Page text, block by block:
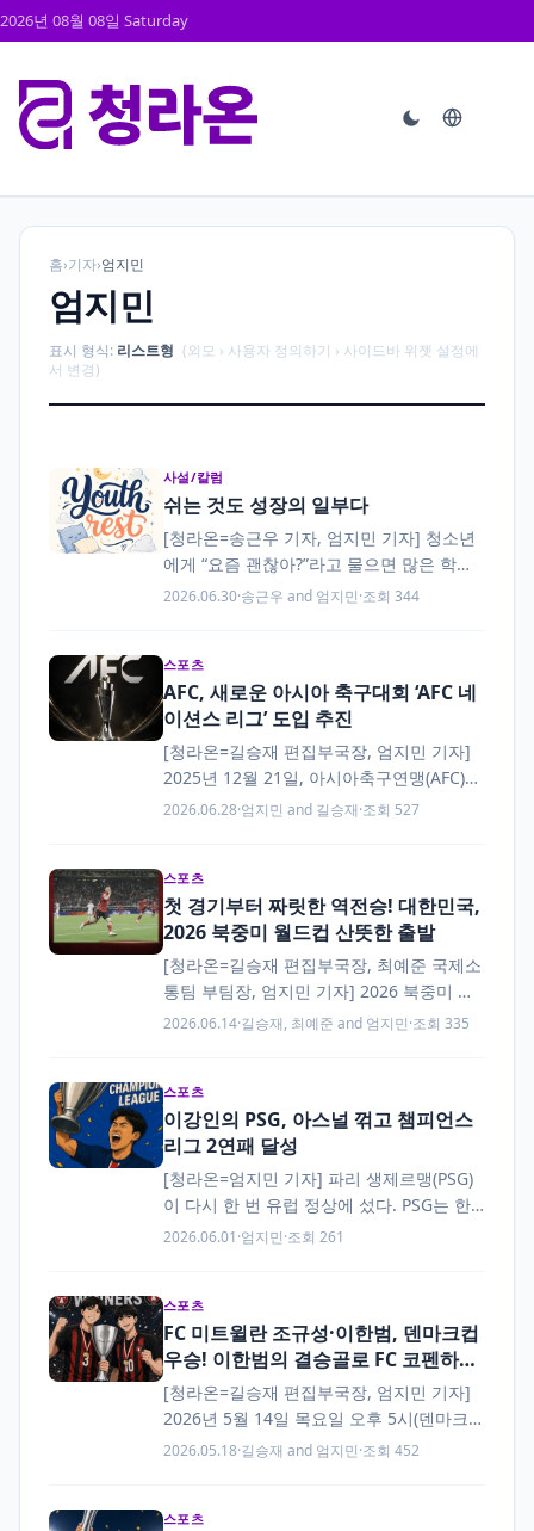
2026년 08월 08일 Saturday
홈›기자›엄지민
엄지민
표시 형식: 리스트형 (외모 › 사용자 정의하기 › 사이드바 위젯 설정에
서 변경)
사설/칼럼
쉬는 것도 성장의 일부다
[청라온=송근우 기자, 엄지민 기자] 청소년
에게 “요즘 괜찮아?”라고 물으면 많은 학생
이 “괜찮아요”라고 답한다. 그러나 그 말 뒤
2026.06.30·송근우 and 엄지민·조회 344
스포츠
AFC, 새로운 아시아 축구대회 ‘AFC 네
이션스 리그’ 도입 추진
[청라온=길승재 편집부국장, 엄지민 기자]
2025년 12월 21일, 아시아축구연맹(AFC)은
새로운 국가대표팀 대회인 AFC 네이션스 리
2026.06.28·엄지민 and 길승재·조회 527
스포츠
첫 경기부터 짜릿한 역전승! 대한민국,
2026 북중미 월드컵 산뜻한 출발
[청라온=길승재 편집부국장, 최예준 국제소
통팀 부팀장, 엄지민 기자] 2026 북중미 월
드컵이 드디어 시작됐다. 대한민국은 개최
2026.06.14·길승재, 최예준 and 엄지민·조회 335
스포츠
이강인의 PSG, 아스널 꺾고 챔피언스
리그 2연패 달성
[청라온=엄지민 기자] 파리 생제르맹(PSG)
이 다시 한 번 유럽 정상에 섰다. PSG는 한
국 시간으로 2026년 5월 31일 새벽 1시, 헝
2026.06.01·엄지민·조회 261
스포츠
FC 미트윌란 조규성·이한범, 덴마크컵
우승! 이한범의 결승골로 FC 코펜하겐
격파
[청라온=길승재 편집부국장, 엄지민 기자]
2026년 5월 14일 목요일 오후 5시(덴마크
현지 시각), 덴마크 코펜하겐의 파르켄 스타
2026.05.18·길승재 and 엄지민·조회 452
스포츠